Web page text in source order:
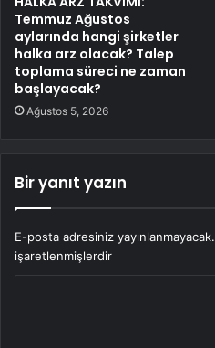
Temmuz Ağustos
aylarında hangi şirketler
halka arz olacak? Talep
toplama süreci ne zaman
başlayacak?
Ağustos 5, 2026
Bir yanıt yazın
E-posta adresiniz yayınlanmayacak.
işaretlenmişlerdir